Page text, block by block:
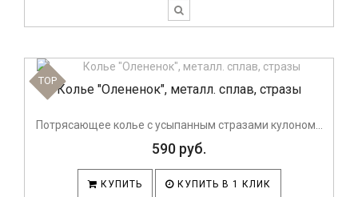
TOP
Колье "Олененок", металл. сплав, стразы
Потрясающее колье с усыпанным стразами кулоном...
590 руб.
КУПИТЬ КУПИТЬ В 1 КЛИК